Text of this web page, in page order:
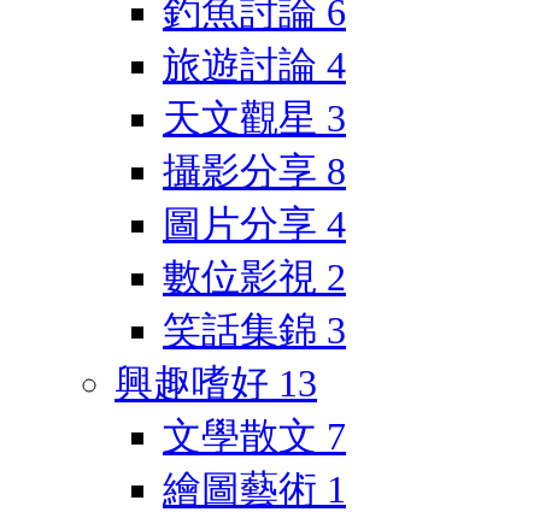
釣魚討論 6
旅遊討論 4
天文觀星 3
攝影分享 8
圖片分享 4
數位影視 2
笑話集錦 3
興趣嗜好 13
文學散文 7
繪圖藝術 1